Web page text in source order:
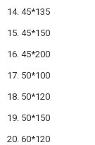
14. 45*135
15. 45*150
16. 45*200
17. 50*100
18. 50*120
19. 50*150
20. 60*120